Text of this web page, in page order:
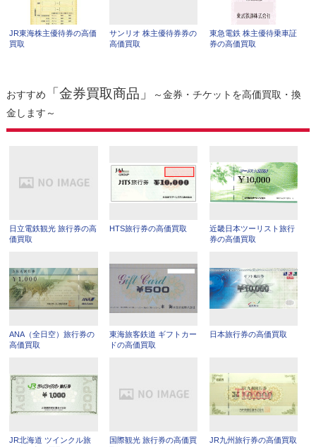
JR東海株主優待券の高価
買取
サンリオ 株主優待券券の
高価買取
東急電鉄 株主優待乗車証
券の高価買取
おすすめ 「金券買取商品」
～金券・チケットを高価買取・換
金します～
日立電鉄観光 旅行券の高
価買取
HTS旅行券の高価買取
近畿日本ツーリスト旅行
券の高価買取
ANA（全日空）旅行券の
高価買取
東海旅客鉄道 ギフトカー
ドの高価買取
日本旅行券の高価買取
JR北海道 ツインクル旅
国際観光 旅行券の高価買
JR九州旅行券の高価買取